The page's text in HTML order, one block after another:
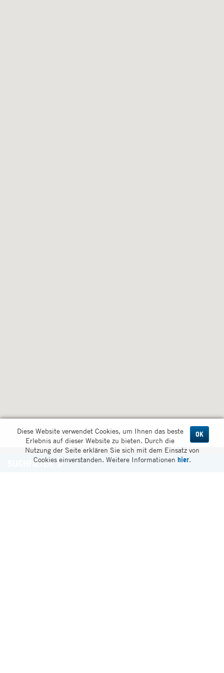
SUCHFILTER
OK
Diese Website verwendet Cookies, um Ihnen das beste
Erlebnis auf dieser Website zu bieten. Durch die
Nutzung der Seite erklären Sie sich mit dem Einsatz von
Cookies einverstanden. Weitere Informationen hier.